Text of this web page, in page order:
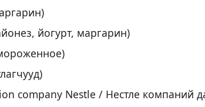
йогурт, маргарин)
company Nestle / Нестле компаний